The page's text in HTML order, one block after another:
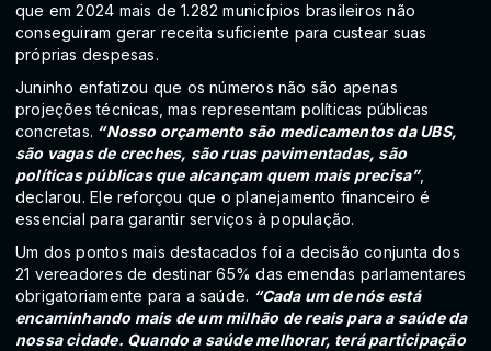
que em 2024 mais de 1.282 municípios brasileiros não
conseguiram gerar receita suficiente para custear suas
próprias despesas.
Juninho enfatizou que os números não são apenas
projeções técnicas, mas representam políticas públicas
concretas. “Nosso orçamento são medicamentos da UBS,
são vagas de creches, são ruas pavimentadas, são
políticas públicas que alcançam quem mais precisa”,
declarou. Ele reforçou que o planejamento financeiro é
essencial para garantir serviços à população.
Um dos pontos mais destacados foi a decisão conjunta dos
21 vereadores de destinar 65% das emendas parlamentares
obrigatoriamente para a saúde. “Cada um de nós está
encaminhando mais de um milhão de reais para a saúde da
nossa cidade. Quando a saúde melhorar, terá participação